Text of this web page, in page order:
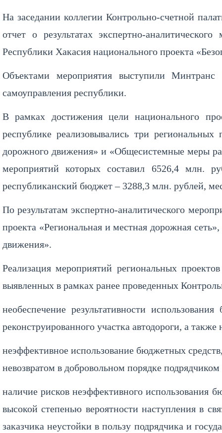
На заседании коллегии Контрольно-счетной
отчет о результатах экспертно-
Республики Хакасия национального проекта
Объектами мероприятия выступили
самоуправления республики.
В рамках достижения цели национального
республике реализовывались три
дорожного движения» и «Общесистемные меры
мероприятий которых составил 6526,4
республиканский бюджет – 3288,3 млн. рублей,
По результатам экспертно-аналитического
проекта «Региональная и местная дорожная
движения».
Реализация мероприятий региональных
выявленных в рамках ранее проведенных
необеспечение результативности
реконструированного участка автодороги, а
неэффективное использование бюджетных
невозвратом в добровольном порядке подрядчиком
наличие рисков неэффективного использования
высокой степенью вероятности наступления в
заказчика неустойки в пользу подрядчика и